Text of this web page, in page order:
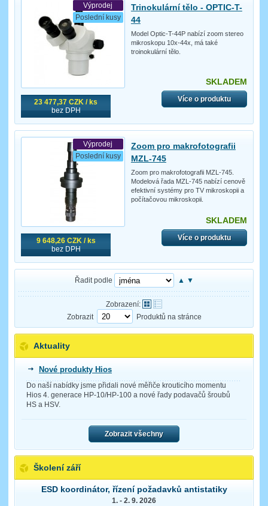
Výprodej
Poslední kusy
23 477,37 CZK / ks
bez DPH
Trinokulární tělo - OPTIC-T-
44
Model Optic-T-44P nabízí zoom stereo
mikroskopu 10x-44x, má také
troinokulární tělo.
SKLADEM
Více o produktu
Výprodej
Poslední kusy
9 648,26 CZK / ks
bez DPH
Zoom pro makrofotografii
MZL-745
Zoom pro makrofotografii MZL-745.
Modelová řada MZL-745 nabízí cenově
efektivní systémy pro TV mikroskopii a
počítačovou mikroskopii.
SKLADEM
Více o produktu
Řadit podle ▲ ▼
Zobrazení:
Zobrazit
Produktů na stránce
Aktuality
Nové produkty Hios
Do naší nabídky jsme přidali nové měřiče krouticího momentu
Hios 4. generace HP-10/HP-100 a nové řady podavačů šroubů
HS a HSV.
Zobrazit všechny
Školení září
ESD koordinátor, řízení požadavků antistatiky
1. - 2. 9. 2026